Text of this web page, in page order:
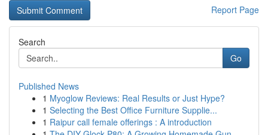
Report Page
Search
Go
Published News
1 Myoglow Reviews: Real Results or Just Hype?
1 Selecting the Best Office Furniture Supplie...
1 Raipur call female offerings : A introduction